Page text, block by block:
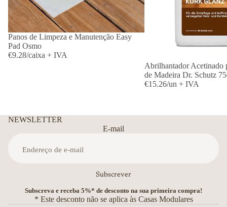
Panos de Limpeza e Manutenção Easy
Pad Osmo
€9.28/caixa + IVA
Abrilhantador Acetinado
de Madeira Dr. Schutz
€15.26/un + IVA
NEWSLETTER
E-mail
Subscrever
Subscreva e receba 5%* de desconto na sua primeira compra!
* Este desconto não se aplica às Casas Modulares